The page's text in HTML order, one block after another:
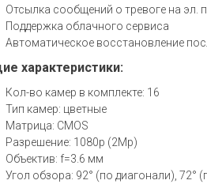
Отсылка сообщений о тревоге на эл.
Поддержка облачного сервиса
Автоматическое восстановление
характеристики:
Кол-во камер в комплекте: 16
Тип камер: цветные
Матрица: CMOS
Разрешение: 1080p (2Mp)
Объектив: f=3.6 мм
Угол обзора: 92° (по диагонали), 72°